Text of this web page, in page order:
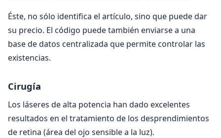
Éste, no sólo identifica el artículo, sino que puede dar
su precio. El código puede también enviarse a una
base de datos centralizada que permite controlar las
existencias.
Cirugía
Los láseres de alta potencia han dado excelentes
resultados en el tratamiento de los desprendimientos
de retina (área del ojo sensible a la luz).